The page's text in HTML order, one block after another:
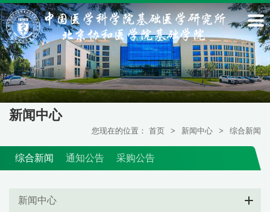
新闻中心
您现在的位置： 首页 > 新闻中心 > 综合新闻
综合新闻 通知公告 采购公告
新闻中心